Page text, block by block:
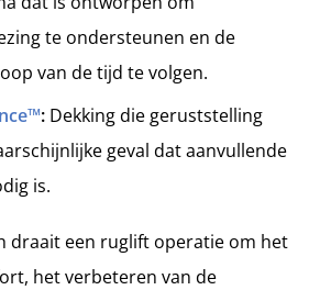
te ondersteunen en de
van de tijd te volgen.
: Dekking die geruststelling
geval dat aanvullende
is.
draait een ruglift operatie om het
het verbeteren van de